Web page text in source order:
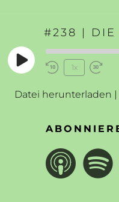
Play
EpisodeRewind
Seconds
1x
30
Datei herunterladen |